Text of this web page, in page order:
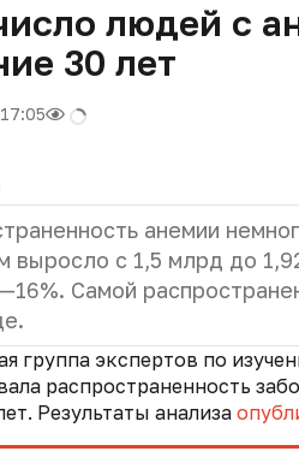
людей с
30 лет
17:05
анемии
выросло с 1,5 млрд до
Самой
группа экспертов по
распространенность
Результаты анализа